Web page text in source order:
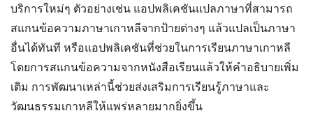
บริการใหม่ๆ ตัวอย่างเช่น แอปพลิเคชันแปลภาษาที่สามารถ
สแกนข้อความภาษาเกาหลีจากป้ายต่างๆ แล้วแปลเป็นภาษา
อื่นได้ทันที หรือแอปพลิเคชันที่ช่วยในการเรียนภาษาเกาหลี
โดยการสแกนข้อความจากหนังสือเรียนแล้วให้คำอธิบายเพิ่ม
เติม การพัฒนาเหล่านี้ช่วยส่งเสริมการเรียนรู้ภาษาและ
วัฒนธรรมเกาหลีให้แพร่หลายมากยิ่งขึ้น